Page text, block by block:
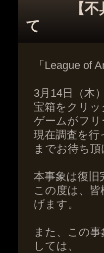
【
て
「League of
3月14日（木
宝箱をクリッ
ゲームがフ
現在調査を
までお待ち頂
本事象は復
この度は、
げます。
また、この
しては、